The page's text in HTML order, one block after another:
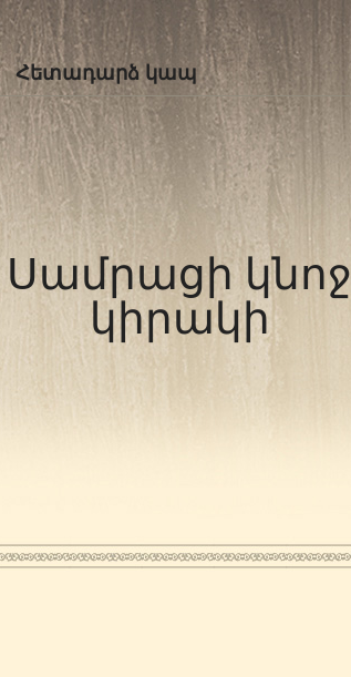
Հետադարձ կապ
Սամրացի կնոջ
կիրակի